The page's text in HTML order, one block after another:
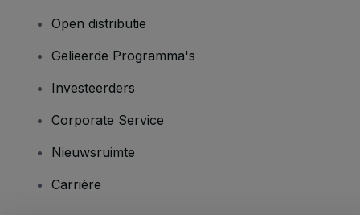
Open distributie
Gelieerde Programma's
Investeerders
Corporate Service
Nieuwsruimte
Carrière